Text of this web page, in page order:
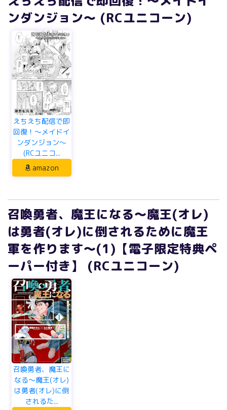
ンダンジョン～ (RCユニコーン)
えちえち配信で即
回復！～メイドイ
ンダンジョン～
(RCユニコ...
amazon
召喚勇者、魔王になる～魔王(オレ)
は勇者(オレ)に倒されるために魔王
軍を作ります～(1)【電子限定特典ペ
ーパー付き】 (RCユニコーン)
召喚勇者、魔王に
なる～魔王(オレ)
は勇者(オレ)に倒
されるた...